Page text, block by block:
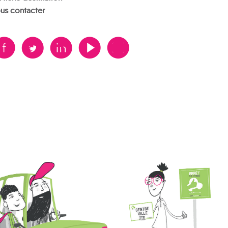
contacter
A D F V